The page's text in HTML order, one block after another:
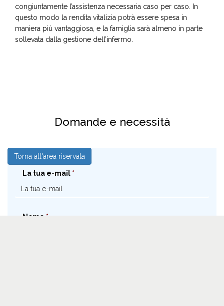
congiuntamente l’assistenza necessaria caso per caso. In
questo modo la rendita vitalizia potrà essere spesa in
maniera più vantaggiosa, e la famiglia sarà almeno in parte
sollevata dalla gestione dell’infermo.
Domande e necessità
Torna all'area riservata
La tua e-mail
Nome